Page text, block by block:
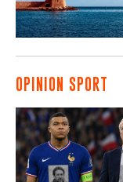
OPINION SPORT